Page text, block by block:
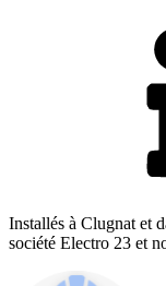
Installés à Clugnat et
société Electro 23 et